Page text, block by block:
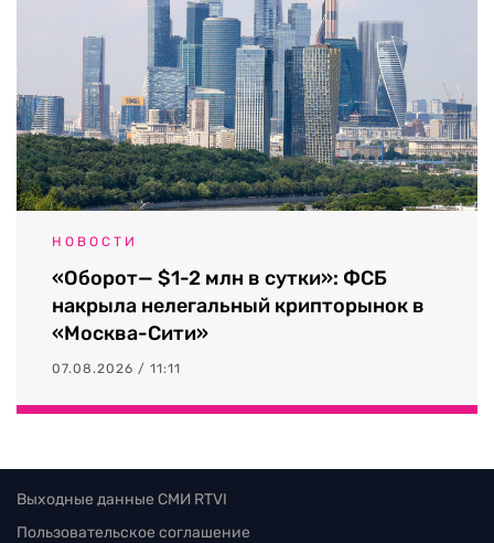
НОВОСТИ
«Оборот— $1-2 млн в сутки»: ФСБ
накрыла нелегальный крипторынок в
«Москва-Сити»
07.08.2026 / 11:11
Выходные данные СМИ RTVI
Пользовательское соглашение